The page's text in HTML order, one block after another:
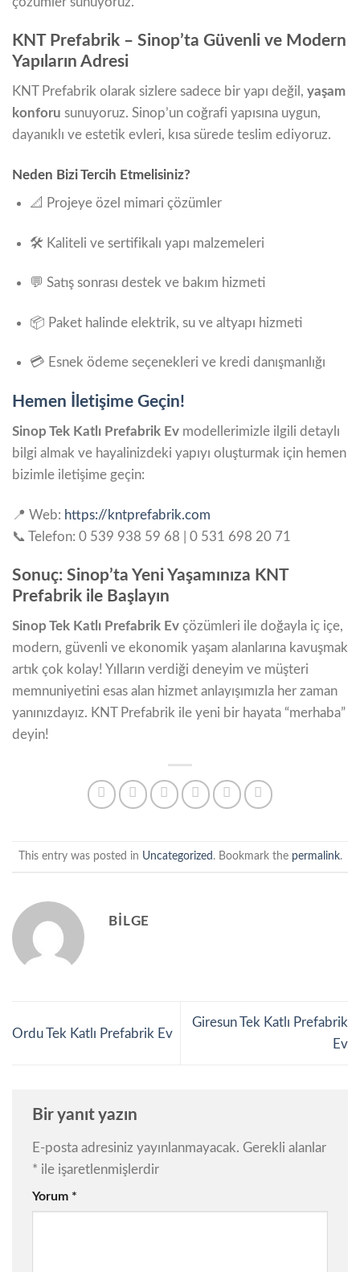
KNT Prefabrik – Sinop’ta Güvenli ve Modern
Yapıların Adresi
KNT Prefabrik olarak sizlere sadece bir yapı değil, yaşam
konforu sunuyoruz. Sinop’un coğrafi yapısına uygun,
dayanıklı ve estetik evleri, kısa sürede teslim ediyoruz.
Neden Bizi Tercih Etmelisiniz?
📐 Projeye özel mimari çözümler
🛠️ Kaliteli ve sertifikalı yapı malzemeleri
💬 Satış sonrası destek ve bakım hizmeti
📦 Paket halinde elektrik, su ve altyapı hizmeti
💳 Esnek ödeme seçenekleri ve kredi danışmanlığı
Hemen İletişime Geçin!
Sinop Tek Katlı Prefabrik Ev modellerimizle ilgili detaylı
bilgi almak ve hayalinizdeki yapıyı oluşturmak için hemen
bizimle iletişime geçin:
📍 Web: https://kntprefabrik.com
📞 Telefon: 0 539 938 59 68 | 0 531 698 20 71
Sonuç: Sinop’ta Yeni Yaşamınıza KNT
Prefabrik ile Başlayın
Sinop Tek Katlı Prefabrik Ev çözümleri ile doğayla iç içe,
modern, güvenli ve ekonomik yaşam alanlarına kavuşmak
artık çok kolay! Yılların verdiği deneyim ve müşteri
memnuniyetini esas alan hizmet anlayışımızla her zaman
yanınızdayız. KNT Prefabrik ile yeni bir hayata “merhaba”
deyin!
This entry was posted in Uncategorized . Bookmark the permalink.
BILGE
Ordu Tek Katlı Prefabrik Ev
Giresun Tek Katlı Prefabrik
Ev
Bir yanıt yazın
E-posta adresiniz yayınlanmayacak. Gerekli alanlar
* ile işaretlenmişlerdir
Yorum *